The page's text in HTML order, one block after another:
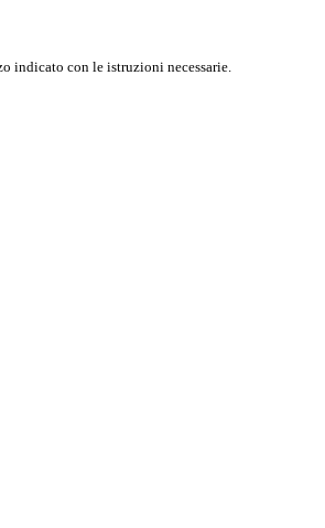
indicato con le istruzioni necessarie.